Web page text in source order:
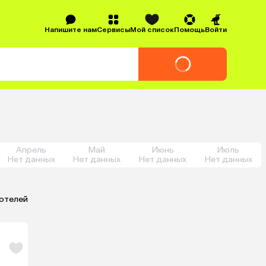
Напишите намСервисыМой списокПомощьВойти
Апрель
Нет данных
Май
Нет данных
Июнь
Нет данных
Июль
Нет данных